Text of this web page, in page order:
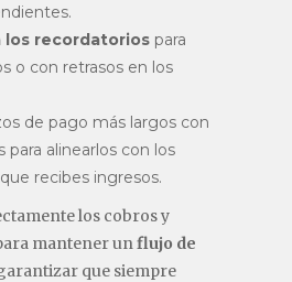
recordatorios para
o con retrasos en los
de pago más largos con
alinearlos con los
recibes ingresos.
los cobros y
mantener unflujo de
que siempre